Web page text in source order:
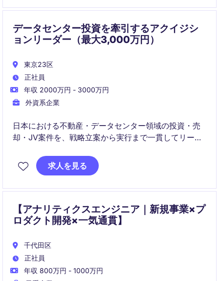
データセンター投資を牽引するアクイジシ
ョンリーダー（最大3,000万円）
東京23区
正社員
年収 2000万円 - 3000万円
外資系企業
日本における不動産・データセンター領域の投資・売
却・JV案件を、戦略立案から実行まで一貫してリード
オリジネーションからクロージングまでの全工程に深
求人を見る
【アナリティクスエンジニア｜新規事業×プ
ロダクト開発×一気通貫】
千代田区
正社員
年収 800万円 - 1000万円